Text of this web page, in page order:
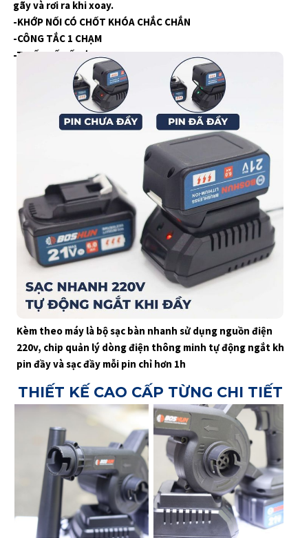
-Cánh quạt được thiết kế theo nguyên lý động, gió mạnh
hơn và không gây tiếng ồn. Chất liệu nhựa ABS có ưu điểm
chống va đập, chịu nhiệt độ cao và dẻo dai tốt, không dễ
gãy và rơi ra khi xoay.
-KHỚP NỐI CÓ CHỐT KHÓA CHẮC CHẮN
-CÔNG TẮC 1 CHẠM
-THIẾT KẾ TỐI ƯU